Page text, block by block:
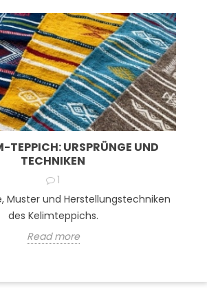
TEPPICH: URSPRÜNGE UND
TECHNIKEN
1
Muster und Herstellungstechniken
des Kelimteppichs.
Read more